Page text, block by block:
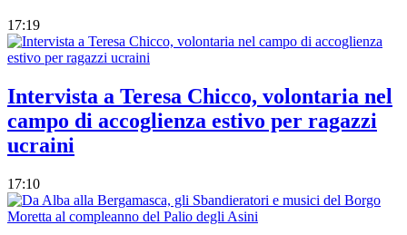
17:19
Intervista a Teresa Chicco, volontaria nel
campo di accoglienza estivo per ragazzi
ucraini
17:10